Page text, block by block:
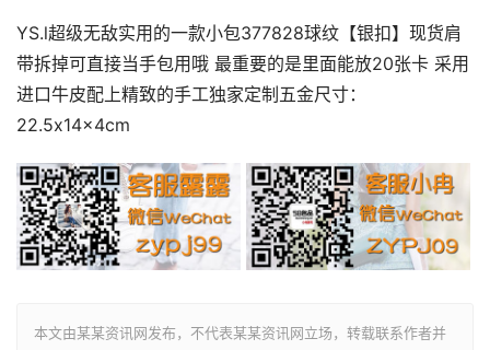
YS.l超级无敌实用的一款小包377828球纹【银扣】现货肩
带拆掉可直接当手包用哦 最重要的是里面能放20张卡 采用
进口牛皮配上精致的手工独家定制五金尺寸：
22.5x14x4cm
本文由某某资讯网发布，不代表某某资讯网立场，转载联系作者并